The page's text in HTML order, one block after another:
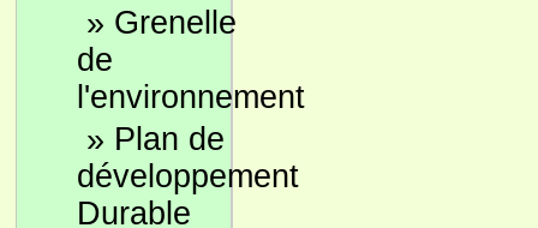
» Grenelle
de
l'environnement
» Plan de
développement
Durable